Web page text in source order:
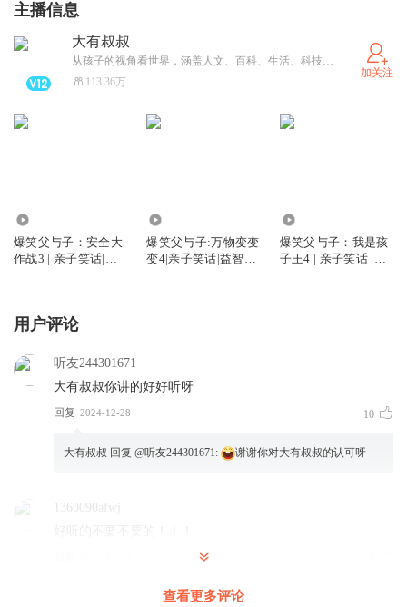
主播信息
大有叔叔
从孩子的视角看世界，涵盖人文、百科、生活、科技四大内容，在孩子心中播下“爱”和“发现”的种子，智慧陪伴，助力成长。
113.36万
加关注
爆笑父与子：安全大
作战3 | 亲子笑话|睡
爆笑父与子:万物变变
变4|亲子笑话|益智科
爆笑父与子：我是孩
子王4 | 亲子笑话 |睡
用户评论
听友244301671
大有叔叔你讲的好好听呀
回复 2024-12-28 10
大有叔叔 回复 @听友244301671 : 谢谢你对大有叔叔的认可呀
1360090afwj
1360090afwj
查看更多评论